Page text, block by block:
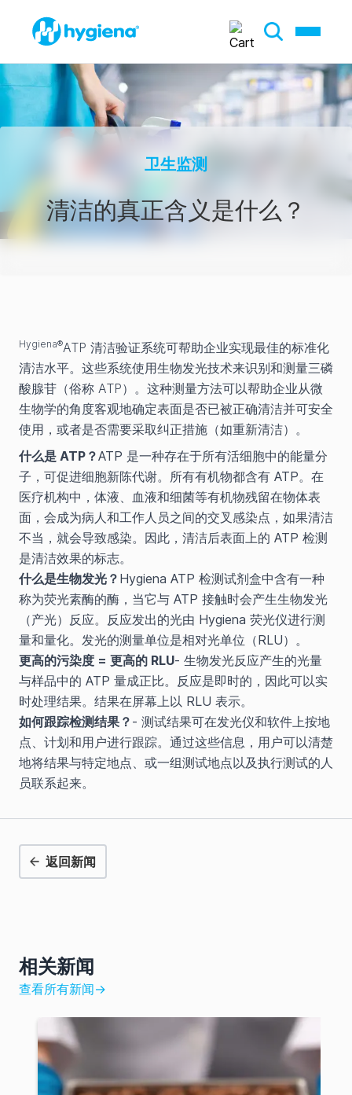
卫生监测
清洁的真正含义是什么？
Hygiena®ATP 清洁验证系统可帮助企业实现最佳的标准化
清洁水平。这些系统使用生物发光技术来识别和测量三磷
酸腺苷（俗称 ATP）。这种测量方法可以帮助企业从微
生物学的角度客观地确定表面是否已被正确清洁并可安全
使用，或者是否需要采取纠正措施（如重新清洁）。
什么是 ATP？ATP 是一种存在于所有活细胞中的能量分
子，可促进细胞新陈代谢。所有有机物都含有 ATP。在
医疗机构中，体液、血液和细菌等有机物残留在物体表
面，会成为病人和工作人员之间的交叉感染点，如果清洁
不当，就会导致感染。因此，清洁后表面上的 ATP 检测
是清洁效果的标志。
什么是生物发光？ Hygiena ATP 检测试剂盒中含有一种
称为荧光素酶的酶，当它与 ATP 接触时会产生生物发光
（产光）反应。反应发出的光由 Hygiena 荧光仪进行测
量和量化。发光的测量单位是相对光单位（RLU）。
更高的污染度 = 更高的 RLU- 生物发光反应产生的光量
与样品中的 ATP 量成正比。反应是即时的，因此可以实
时处理结果。结果在屏幕上以 RLU 表示。
如何跟踪检测结果？ - 测试结果可在发光仪和软件上按地
点、计划和用户进行跟踪。通过这些信息，用户可以清楚
地将结果与特定地点、或一组测试地点以及执行测试的人
员联系起来。
返回新闻
相关新闻
查看所有新闻→